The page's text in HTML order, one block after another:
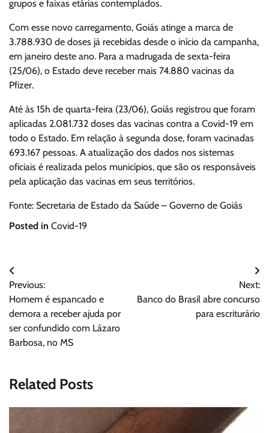
grupos e faixas etárias contemplados.
Com esse novo carregamento, Goiás atinge a marca de
3.788.930 de doses já recebidas desde o início da campanha,
em janeiro deste ano. Para a madrugada de sexta-feira
(25/06), o Estado deve receber mais 74.880 vacinas da
Pfizer.
Até às 15h de quarta-feira (23/06), Goiás registrou que foram
aplicadas 2.081.732 doses das vacinas contra a Covid-19 em
todo o Estado. Em relação à segunda dose, foram vacinadas
693.167 pessoas. A atualização dos dados nos sistemas
oficiais é realizada pelos municípios, que são os responsáveis
pela aplicação das vacinas em seus territórios.
Fonte: Secretaria de Estado da Saúde – Governo de Goiás
Posted in Covid-19
Navegação
de
Post
Previous:
Homem é espancado e
demora a receber ajuda por
ser confundido com Lázaro
Barbosa, no MS
Next:
Banco do Brasil abre concurso
para escriturário
Related Posts